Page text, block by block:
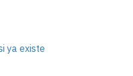
ya existe